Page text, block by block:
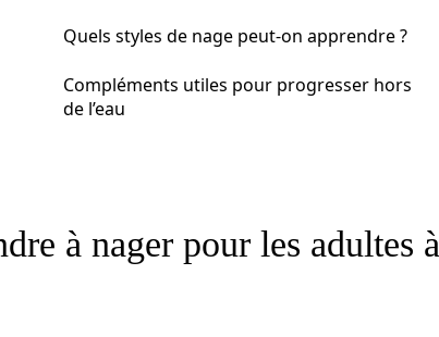
Quels styles de nage peut-on apprendre ?
Compléments utiles pour progresser hors
de l’eau
à nager pour les adultes à